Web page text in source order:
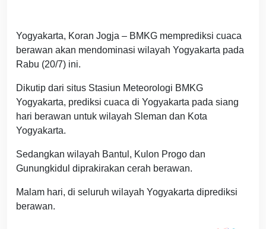
Yogyakarta, Koran Jogja – BMKG memprediksi cuaca
berawan akan mendominasi wilayah Yogyakarta pada
Rabu (20/7) ini.
Dikutip dari situs Stasiun Meteorologi BMKG
Yogyakarta, prediksi cuaca di Yogyakarta pada siang
hari berawan untuk wilayah Sleman dan Kota
Yogyakarta.
Sedangkan wilayah Bantul, Kulon Progo dan
Gunungkidul diprakirakan cerah berawan.
Malam hari, di seluruh wilayah Yogyakarta diprediksi
berawan.